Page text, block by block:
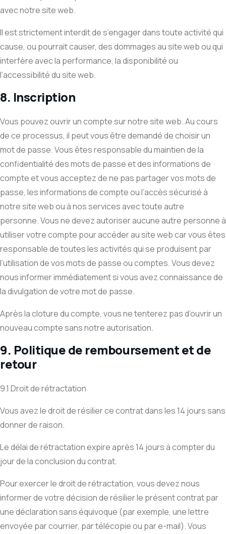
avec notre site web.
Il est strictement interdit de s’engager dans toute activité qui
cause, ou pourrait causer, des dommages au site web ou qui
interfère avec la performance, la disponibilité ou
l’accessibilité du site web.
8. Inscription
Vous pouvez ouvrir un compte sur notre site web. Au cours
de ce processus, il peut vous être demandé de choisir un
mot de passe. Vous êtes responsable du maintien de la
confidentialité des mots de passe et des informations de
compte et vous acceptez de ne pas partager vos mots de
passe, les informations de compte ou l’accès sécurisé à
notre site web ou à nos services avec toute autre
personne. Vous ne devez autoriser aucune autre personne à
utiliser votre compte pour accéder au site web car vous êtes
responsable de toutes les activités qui se produisent par
l’utilisation de vos mots de passe ou comptes. Vous devez
nous informer immédiatement si vous avez connaissance de
la divulgation de votre mot de passe.
Après la cloture du compte, vous ne tenterez pas d’ouvrir un
nouveau compte sans notre autorisation.
9. Politique de remboursement et de
retour
9.1 Droit de rétractation
Vous avez le droit de résilier ce contrat dans les 14 jours sans
donner de raison.
Le délai de rétractation expire après 14 jours à compter du
jour de la conclusion du contrat.
Pour exercer le droit de rétractation, vous devez nous
informer de votre décision de résilier le présent contrat par
une déclaration sans équivoque (par exemple, une lettre
envoyée par courrier, par télécopie ou par e-mail). Vous